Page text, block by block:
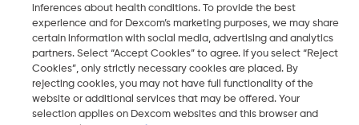
LBL013584 Rev002
2026 Dexcom, Inc. Tous droits réservés.
inferences about health conditions. To provide the best
experience and for Dexcom’s marketing purposes, we may share
certain information with social media, advertising and analytics
partners. Select “Accept Cookies” to agree. If you select “Reject
Cookies”, only strictly necessary cookies are placed. By
rejecting cookies, you may not have full functionality of the
website or additional services that may be offered. Your
selection applies on Dexcom websites and this browser and